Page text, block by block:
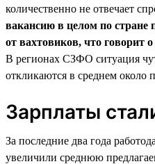
количественно не отвечает
вакансию в целом по стране
от вахтовиков, что говорит
В регионах СЗФО ситуация
откликаются в среднем около
Зарплаты
За последние два года
увеличили среднюю